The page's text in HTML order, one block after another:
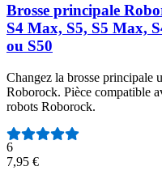
Brosse principale
S4 Max, S5, S5 Max,
ou S50
Changez la brosse principale
Roborock. Pièce compatible
robots Roborock.
Nombre d'avis :
6
7,95 €